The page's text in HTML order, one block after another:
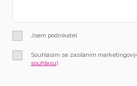
Jsem podnikatel
Souhlasím se zasíláním
souhlasu).